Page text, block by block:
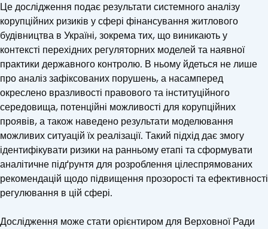
Це дослідження подає результати системного аналізу
корупційних ризиків у сфері фінансування житлово­го
будівництва в Україні, зокрема тих, що виникають у
контексті перехідних регуляторних моделей та наявної
практики державного контролю. В ньому йдеться не лише
про аналіз зафіксованих порушень, а насампе­ред
окреслено вразливості правового та інституційного
середовища, потенційні можливості для корупційних
проявів, а також наведено результати моделювання
можливих ситуацій їх реалізації. Такий підхід дає змогу
ідентифікувати ризики на ранньому етапі та сформувати
аналітичне підґрунтя для розроблення цілеспрямованих
рекомендацій щодо підвищення прозорості та ефективності
регулювання в цій сфері.
Дослідження може стати орієнтиром для Верховної Ради